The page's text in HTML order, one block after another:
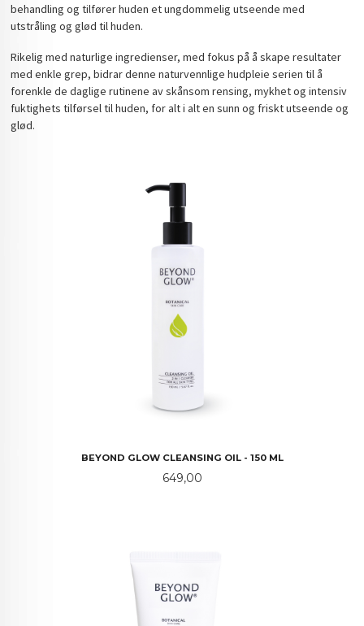
behandling og tilfører huden et ungdommelig utseende med
utstråling og glød til huden.
Rikelig med naturlige ingredienser, med fokus på å skape resultater
med enkle grep, bidrar denne naturvennlige hudpleie serien til å
forenkle de daglige rutinene av skånsom rensing, mykhet og intensiv
fuktighets tilførsel til huden, for alt i alt en sunn og friskt utseende og
glød.
BEYOND GLOW CLEANSING OIL - 150 ML
Pris
649,00